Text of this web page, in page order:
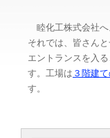
睦化工株式会社へ
それでは、皆さん
エントランスを入
す。工場は ３階建
す。